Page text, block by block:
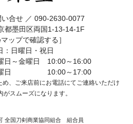
合せ ／ 090-2630-0077
都墨田区両国1-13-14-1F
マップで確認する］
：日曜日・祝日
日～金曜日 10:00～16:00
日 10:00～17:00
、ご来店前にお電話にてご連絡いただけ
がスムーズになります。
全国刀剣商業協同組合 組合員